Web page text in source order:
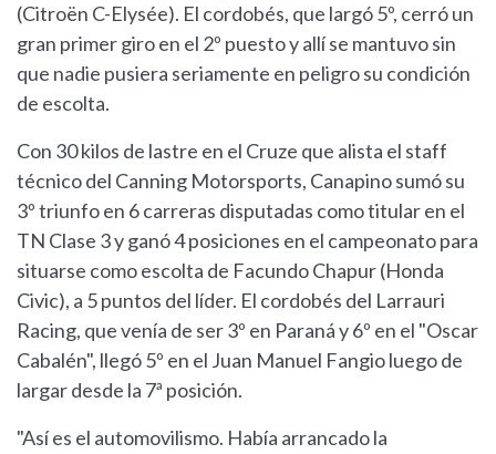
(Citroën C-Elysée). El cordobés, que largó 5º, cerró un
gran primer giro en el 2º puesto y allí se mantuvo sin
que nadie pusiera seriamente en peligro su condición
de escolta.
Con 30 kilos de lastre en el Cruze que alista el staff
técnico del Canning Motorsports, Canapino sumó su
3º triunfo en 6 carreras disputadas como titular en el
TN Clase 3 y ganó 4 posiciones en el campeonato para
situarse como escolta de Facundo Chapur (Honda
Civic), a 5 puntos del líder. El cordobés del Larrauri
Racing, que venía de ser 3º en Paraná y 6º en el "Oscar
Cabalén", llegó 5º en el Juan Manuel Fangio luego de
largar desde la 7ª posición.
"Así es el automovilismo. Había arrancado la